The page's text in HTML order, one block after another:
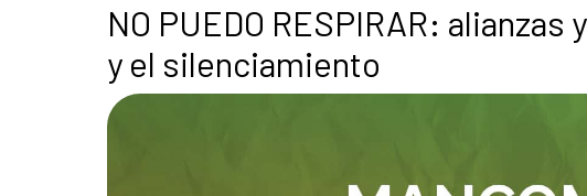
NO PUEDO RESPIRAR:
y el silenciamiento